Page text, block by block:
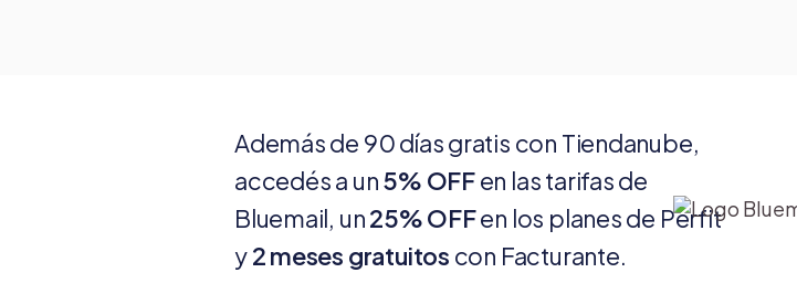
Además de 90 días gratis con Tiendanube,
accedés a un5% OFFen las tarifas de
Bluemail, un25% OFFen los planes de Perfit
y2 meses gratuitos con Facturante.